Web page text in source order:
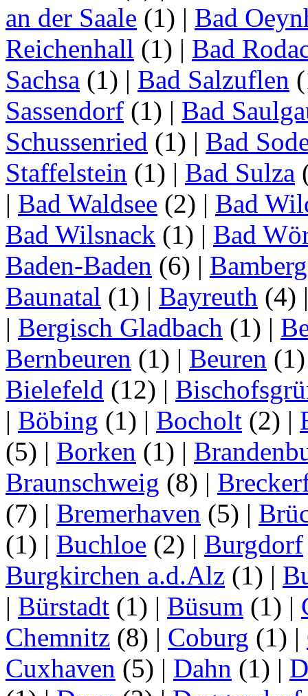
an der Saale (1) | Bad
Reichenhall (1) | Bad
Sachsa (1) | Bad Salzuflen
Sassendorf (1) | Bad
Schussenried (1) | Bad
Staffelstein (1) | Bad Sulza
| Bad Waldsee (2) | Bad
Bad Wilsnack (1) | Bad
Baden-Baden (6) | Bamberg
Baunatal (1) | Bayreuth (4)
| Bergisch Gladbach (1) |
Bernbeuren (1) | Beuren
Bielefeld (12) |
| Böbing (1) | Bocholt (2) |
(5) | Borken (1) |
Braunschweig (8) |
(7) | Bremerhaven (5) |
(1) | Buchloe (2) | Burgdorf
Burgkirchen a.d.Alz (1) |
| Bürstadt (1) | Büsum (1) |
Chemnitz (8) | Coburg (1) |
Cuxhaven (5) | Dahn (1) |